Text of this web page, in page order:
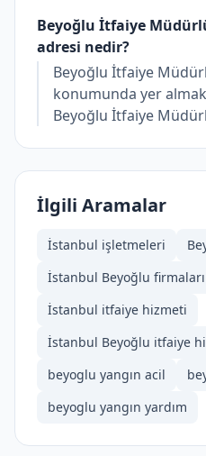
Beyoğlu İtfaiye
adresi nedir?
Beyoğlu İtfaiye
konumunda yer
Beyoğlu İtfaiye
İlgili Aramalar
İstanbul işletmeleri
İstanbul Beyoğlu firmaları
İstanbul i̇tfaiye hizmeti
İstanbul Beyoğlu i̇tfaiye
beyoglu yangın acil
beyoglu yangın yardım